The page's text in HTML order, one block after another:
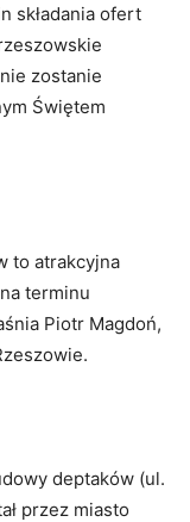
składania ofert
zostanie
Świętem
to atrakcyjna
terminu
Piotr Magdoń,
deptaków (ul.
przez miasto